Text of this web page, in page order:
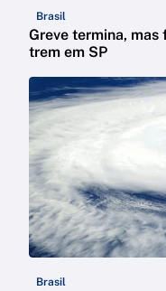
Brasil
Greve termina,
trem em SP
Brasil